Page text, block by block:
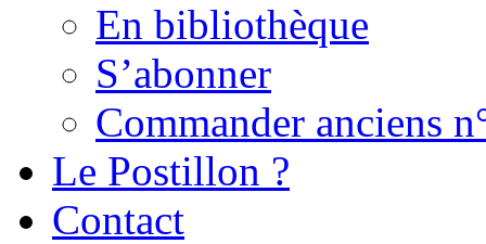
En bibliothèque
S’abonner
Commander anciens
Le Postillon ?
Contact